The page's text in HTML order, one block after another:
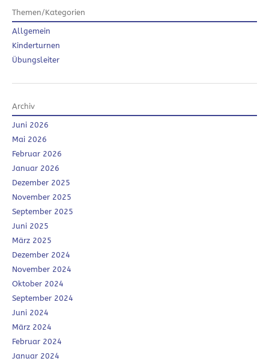
Themen/Kategorien
Allgemein
Kinderturnen
Übungsleiter
Archiv
Juni 2026
Mai 2026
Februar 2026
Januar 2026
Dezember 2025
November 2025
September 2025
Juni 2025
März 2025
Dezember 2024
November 2024
Oktober 2024
September 2024
Juni 2024
März 2024
Februar 2024
Januar 2024